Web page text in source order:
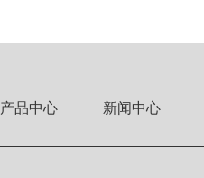
产品中心 新闻中心